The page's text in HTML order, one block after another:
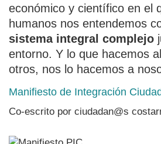
económico y científico en el
humanos nos entendemos
sistema integral complejo
entorno. Y lo que hacemos
otros, nos lo hacemos a
Manifiesto de Integración
Co-escrito por ciudadan@s